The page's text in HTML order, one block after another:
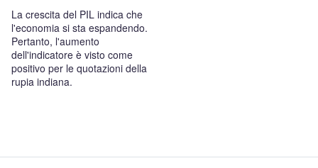
La crescita del PIL indica che
l'economia si sta espandendo.
Pertanto, l'aumento
dell'indicatore è visto come
positivo per le quotazioni della
rupia indiana.